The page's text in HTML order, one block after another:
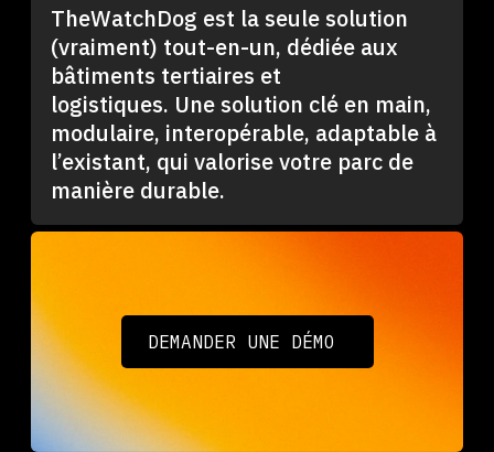
TheWatchDog est la seule solution
(vraiment) tout-en-un, dédiée aux
bâtiments tertiaires et
logistiques. Une solution clé en main,
modulaire, interopérable, adaptable à
l’existant, qui valorise votre parc de
manière durable.
DEMANDER UNE DÉMO
DEMANDER UNE DÉMO